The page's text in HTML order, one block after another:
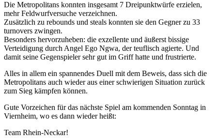
Die Metropolitans konnten insgesamt 7 Dreipunktwürfe erzielen,
mehr Feldwurfversuche verzeichnen.
Zusätzlich zu rebounds und steals konnten sie den Gegner zu 33
turnovers zwingen.
Besonders hervorzuheben: die exzellente und äußerst bissige
Verteidigung durch Angel Ego Ngwa, der teuflisch agierte. Und
damit seine Gegenspieler sehr gut im Griff hatte und frustrierte.
Alles in allem ein spannendes Duell mit dem Beweis, dass sich die
Metropolitans auch wieder aus einer schwierigen Situation zurück
zum Sieg kämpfen können.
Gute Vorzeichen für das nächste Spiel am kommenden Sonntag in
Viernheim, wo es dann wieder heißt:
Team Rhein-Neckar!